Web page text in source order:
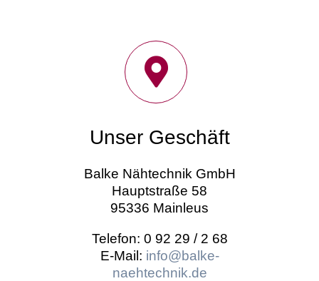
Unser Geschäft
Balke Nähtechnik GmbH
Hauptstraße 58
95336 Mainleus
Telefon: 0 92 29 / 2 68
E-Mail: info@balke-
naehtechnik.de